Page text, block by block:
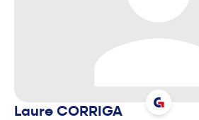
Laure CORRIGA